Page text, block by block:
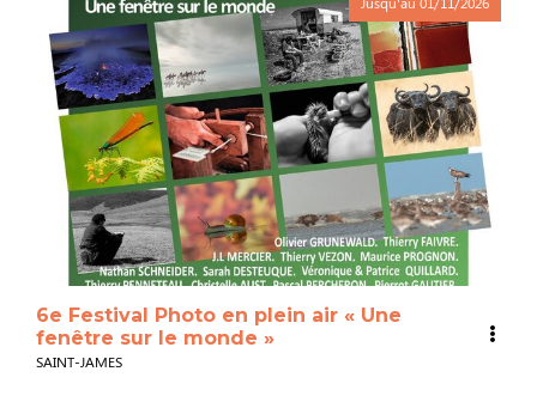
6e Festival Photo en plein air « Une
fenêtre sur le monde »
SAINT-JAMES